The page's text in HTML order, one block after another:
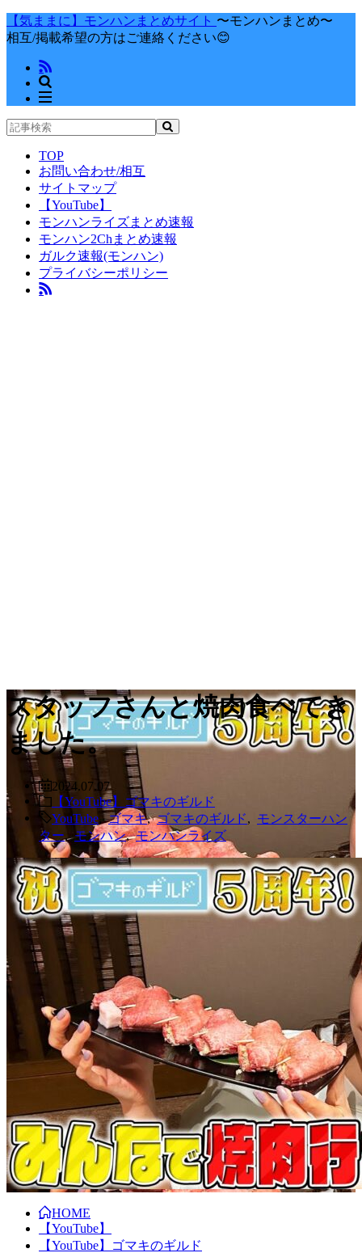
【気ままに】モンハンまとめサイト 〜モンハンまとめ〜
相互/掲載希望の方はご連絡ください😊
TOP
お問い合わせ/相互
サイトマップ
【YouTube】
モンハンライズまとめ速報
モンハン2Chまとめ速報
ガルク速報(モンハン)
プライバシーポリシー
スタッフさんと焼肉食べてき
ました。
2024.07.07
【YouTube】ゴマキのギルド
YouTube ,ゴマキ,ゴマキのギルド
モンスターハン
ター
モンハン,モンハンライズ
HOME
【YouTube】
【YouTube】ゴマキのギルド